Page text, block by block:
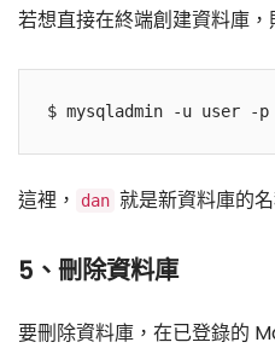
若想直接在終端創建資料庫，
這裡， dan 就是新資料庫的名
5、刪除資料庫
要刪除資料庫，在已登錄的